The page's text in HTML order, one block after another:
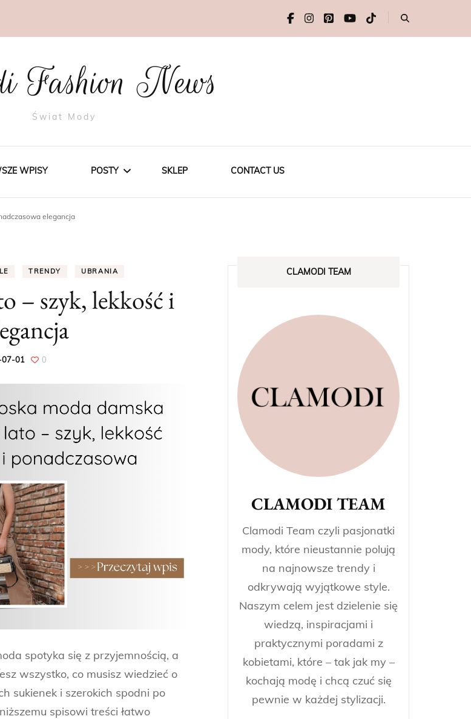
Fashion News
Świat Mody
WPISY POSTY
PORADY
LATO
SKLEP CONTACT US
elegancja
TRENDY UBRANIA
– szyk, lekkość i
07-01 0
spotyka się z przyjemnością, a
wszystko, co musisz wiedzieć o
sukienek i szerokich spodni po
spisowi treści łatwo
CLAMODI TEAM
CLAMODI TEAM
Clamodi Team czyli pasjonatki
mody, które nieustannie polują
na najnowsze trendy i
odkrywają wyjątkowe style.
Naszym celem jest dzielenie się
wiedzą, inspiracjami i
praktycznymi poradami z
kobietami, które – tak jak my –
kochają modę i chcą czuć się
pewnie w każdej stylizacji.